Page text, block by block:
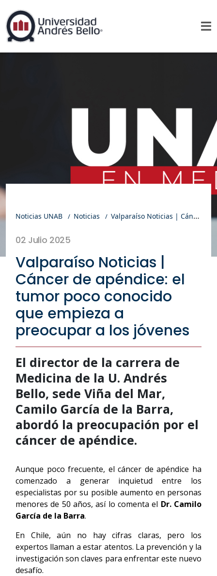
Noticias UNAB Noticias Valparaíso Noticias | Cáncer de apéndice: el tumor poco conocido que empieza a preocupar a los jóvenes
02 Julio 2025
Valparaíso Noticias |
Cáncer de apéndice: el
tumor poco conocido
que empieza a
preocupar a los jóvenes
El director de la carrera de
Medicina de la U. Andrés
Bello, sede Viña del Mar,
Camilo García de la Barra,
abordó la preocupación por el
cáncer de apéndice.
Aunque poco frecuente, el cáncer de apéndice ha
comenzado a generar inquietud entre los
especialistas por su posible aumento en personas
menores de 50 años, así lo comenta el Dr. Camilo
García de la Barra.
En Chile, aún no hay cifras claras, pero los
expertos llaman a estar atentos. La prevención y la
investigación son claves para enfrentar este nuevo
desafío.